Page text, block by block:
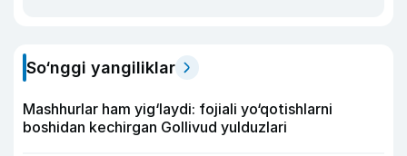
So‘nggi yangiliklar
Mashhurlar ham yig‘laydi: fojiali yo‘qotishlarni
boshidan kechirgan Gollivud yulduzlari